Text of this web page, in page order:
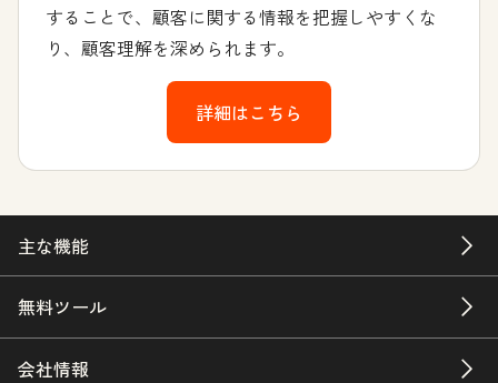
することで、顧客に関する情報を把握しやすくな
り、顧客理解を深められます。
詳細はこちら
主な機能
無料ツール
会社情報